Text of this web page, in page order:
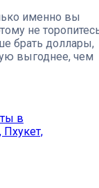
именно вы
не
брать доллары,
выгоднее, чем
в
Пхукет,